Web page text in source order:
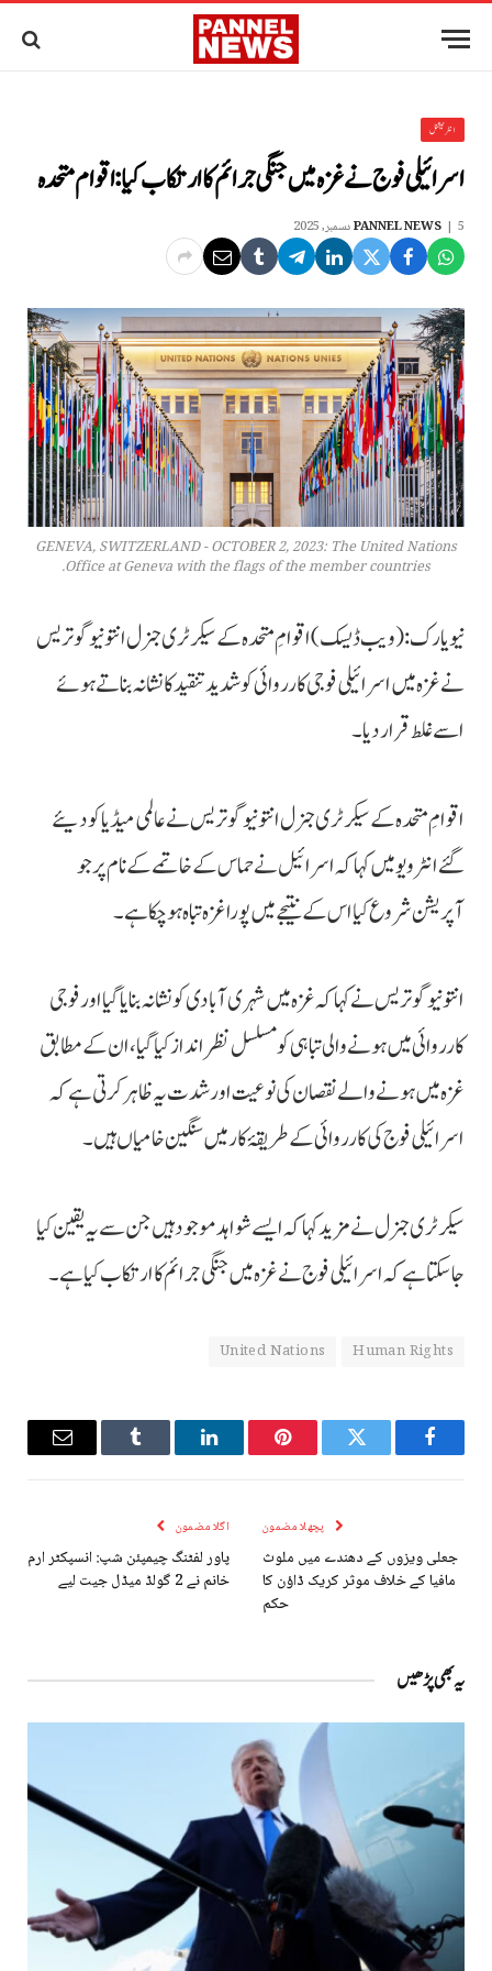
انٹرنیشنل
اسرائیلی فوج نے غزہ میں جنگی جرائم کا ارتکاب کیا: اقوام متحدہ
PANNEL NEWS 5 دسمبر, 2025
GENEVA, SWITZERLAND - OCTOBER 2, 2023: The United Nations
Office at Geneva with the flags of the member countries.
نیویارک: (ویب ڈیسک) اقوامِ متحدہ کے سیکرٹری جنرل انتونیو گوتریس
نے غزہ میں اسرائیلی فوجی کارروائی کو شدید تنقید کا نشانہ بناتے ہوئے
اسے غلط قرار دیا۔
اقوامِ متحدہ کے سیکرٹری جنرل انتونیو گوتریس نے عالمی میڈیا کو دیئے
گئے انٹرویو میں کہا کہ اسرائیل نے حماس کے خاتمے کے نام پر جو
آپریشن شروع کیا اس کے نتیجے میں پورا غزہ تباہ ہو چکا ہے۔
انتونیو گوتریس نے کہا کہ غزہ میں شہری آبادی کو نشانہ بنایا گیا اور فوجی
کارروائی میں ہونے والی تباہی کو مسلسل نظرانداز کیا گیا، ان کے مطابق
غزہ میں ہونے والے نقصان کی نوعیت اور شدت یہ ظاہر کرتی ہے کہ
اسرائیلی فوج کی کارروائی کے طریقۂ کار میں سنگین خامیاں ہیں۔
سیکرٹری جنرل نے مزید کہا کہ ایسے شواہد موجود ہیں جن سے یہ یقین کیا
جا سکتا ہے کہ اسرائیلی فوج نے غزہ میں جنگی جرائم کا ارتکاب کیا ہے۔
Human Rights
United Nations
Facebook
Twitter
Pinterest
LinkedIn
Tumblr
Email
پچھلا مضمون
جعلی ویزوں کے دھندے میں ملوث
مافیا کے خلاف موثر کریک ڈاؤن کا
حکم
اگلا مضمون
پاور لفٹنگ چیمپئن شپ: انسپکٹر ارم
خانم نے 2 گولڈ میڈل جیت لیے
یہ بھی پڑھیں